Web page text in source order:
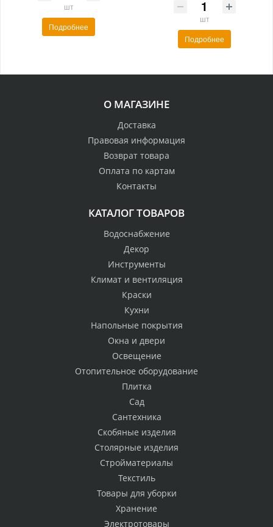
шт
Подробнее
шт
Подробнее
О МАГАЗИНЕ
Доставка
Правовая информация
Возврат товара
Оплата по картам
Контакты
КАТАЛОГ ТОВАРОВ
Водоснабжение
Декор
Инструменты
Климат и вентиляция
Краски
Кухни
Напольные покрытия
Окна и двери
Освещение
Отопительное оборудование
Плитка
Сад
Сантехника
Скобяные изделия
Столярные изделия
Стройматериалы
Текстиль
Товары для уборки
Хранение
Электротовары